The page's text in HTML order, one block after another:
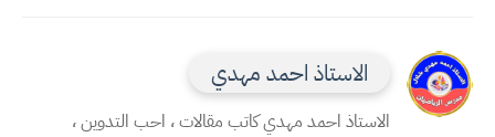
الاستاذ احمد مهدي
الاستاذ احمد مهدي كاتب مقالات ، احب التدوين ،